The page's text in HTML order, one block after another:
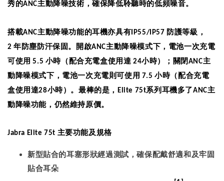
秀的ANC主動降噪技術，確保降低聆聽時的低頻噪音。
搭載ANC主動降噪功能的耳機亦具有IP55/IP57 防護等級，
2年防塵防汗保固。開啟ANC主動降噪模式下，電池一次充電
可使用 5.5 小時（配合充電盒使用達 24小時）；關閉 ANC主
動降噪模式下，電池一次充電則可使用 7.5小時（配合充電
盒使用達28小時）。最棒的是，Elite 75t系列耳機多了ANC主
動降噪功能，仍然維持原價。
Jabra Elite 75t 主要功能及規格
新型貼合的耳塞形狀經過測試，確保配戴舒適和及牢固
貼合耳朵